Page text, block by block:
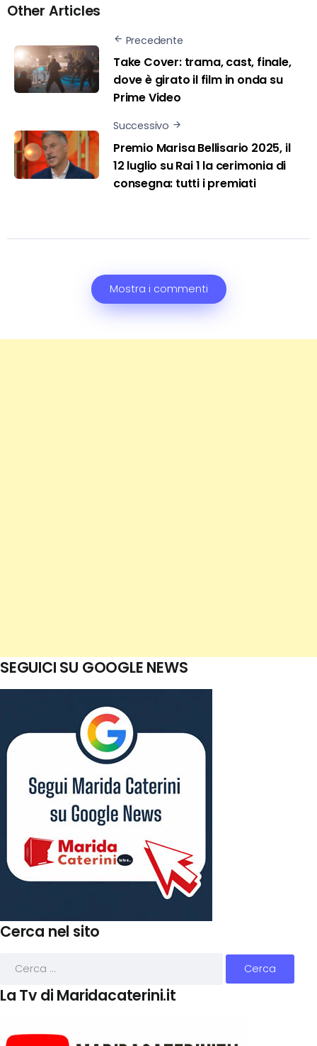
Other Articles
Precedente
Take Cover: trama, cast, finale,
dove è girato il film in onda su
Prime Video
Successivo
Premio Marisa Bellisario 2025, il
12 luglio su Rai 1 la cerimonia di
consegna: tutti i premiati
Mostra i commenti
SEGUICI SU GOOGLE NEWS
Cerca nel sito
La Tv di Maridacaterini.it